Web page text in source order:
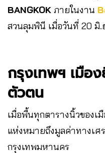
BANGKOK ภายในงาน
สวนลุมพินี เมื่อวันที่ 20 มิ.
กรุงเทพฯ เมือ
ตัวตน
เมื่อพื้นทุกตารางนิ้วของ
แห่งหมายถึงมูลค่าทางเ
กรุงเทพมหานคร